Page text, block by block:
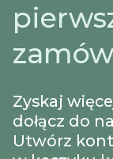
Zyskaj
dołącz do
Utwórz